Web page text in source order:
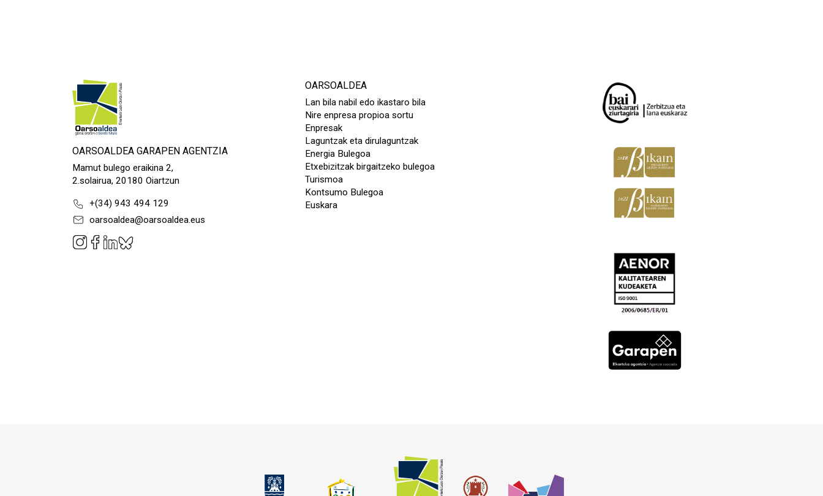
OARSOALDEA GARAPEN AGENTZIA
Mamut bulego eraikina 2,
2.solairua, 20180 Oiartzun
+(34) 943 494 129
oarsoaldea@oarsoaldea.eus
OARSOALDEA
Lan bila nabil edo ikastaro bila
Nire enpresa propioa sortu
Enpresak
Laguntzak eta dirulaguntzak
Energia Bulegoa
Etxebizitzak birgaitzeko bulegoa
Turismoa
Kontsumo Bulegoa
Euskara